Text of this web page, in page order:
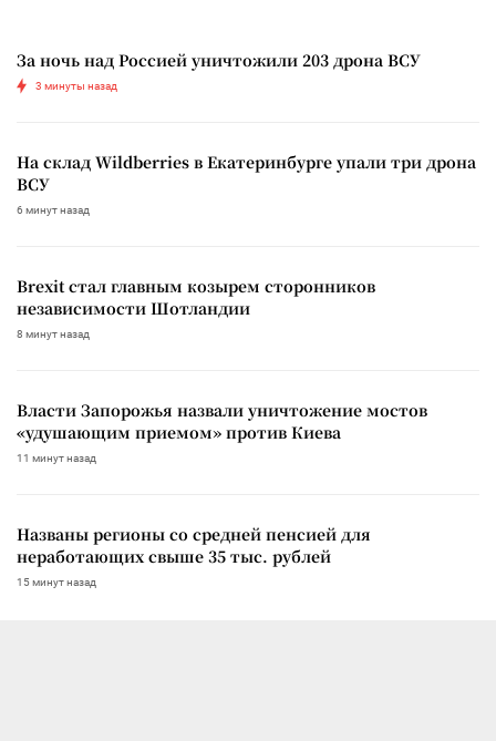
За ночь над Россией уничтожили 203 дрона ВСУ
3 минуты назад
На склад Wildberries в Екатеринбурге упали три дрона
ВСУ
6 минут назад
Brexit стал главным козырем сторонников
независимости Шотландии
8 минут назад
Власти Запорожья назвали уничтожение мостов
«удушающим приемом» против Киева
11 минут назад
Названы регионы со средней пенсией для
неработающих свыше 35 тыс. рублей
15 минут назад